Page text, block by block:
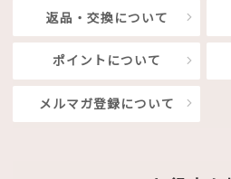
返品・交換について
ポイントについて
メルマガ登録について